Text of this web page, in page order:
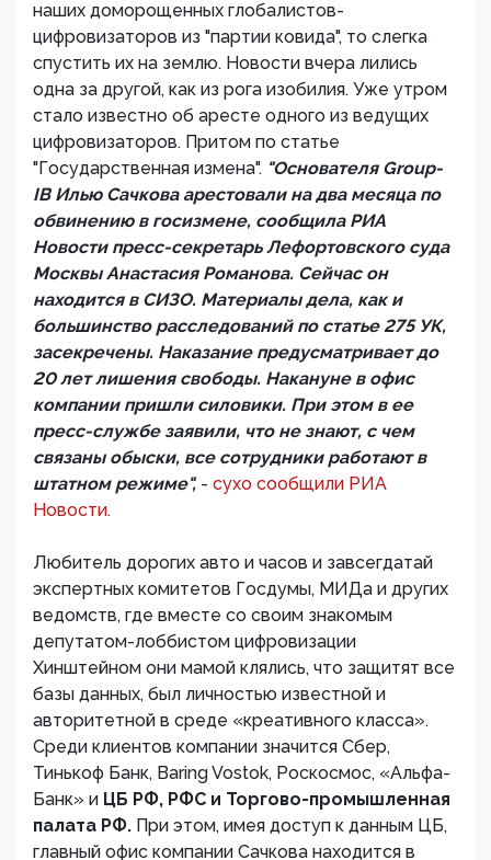
наших доморощенных глобалистов-
цифровизаторов из "партии ковида", то слегка
спустить их на землю. Новости вчера лились
одна за другой, как из рога изобилия. Уже утром
стало известно об аресте одного из ведущих
цифровизаторов. Притом по статье
"Государственная измена". "Основателя Group-
IB Илью Сачкова арестовали на два месяца по
обвинению в госизмене, сообщила РИА
Новости пресс-секретарь Лефортовского суда
Москвы Анастасия Романова. Сейчас он
находится в СИЗО. Материалы дела, как и
большинство расследований по статье 275 УК,
засекречены. Наказание предусматривает до
20 лет лишения свободы. Накануне в офис
компании пришли силовики. При этом в ее
пресс-службе заявили, что не знают, с чем
связаны обыски, все сотрудники работают в
штатном режиме", - сухо сообщили РИА
Новости.
Любитель дорогих авто и часов и завсегдатай
экспертных комитетов Госдумы, МИДа и других
ведомств, где вместе со своим знакомым
депутатом-лоббистом цифровизации
Хинштейном они мамой клялись, что защитят все
базы данных, был личностью известной и
авторитетной в среде «креативного класса».
Среди клиентов компании значится Сбер,
Тинькоф Банк, Baring Vostok, Роскосмос, «Альфа-
Банк» и ЦБ РФ, РФС и Торгово-промышленная
палата РФ. При этом, имея доступ к данным ЦБ,
главный офис компании Сачкова находится в